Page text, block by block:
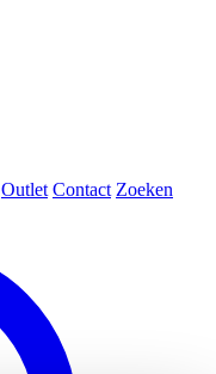
Outlet Contact Zoeken